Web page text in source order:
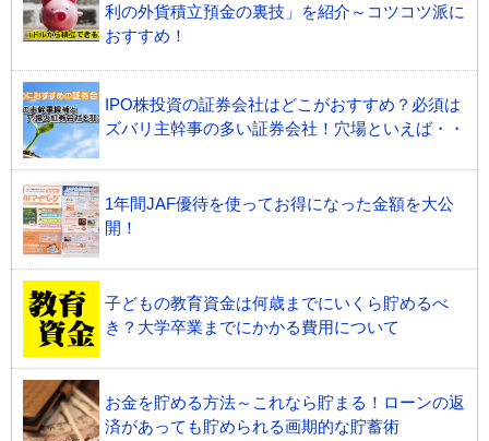
利の外貨積立預金の裏技」を紹介～コツコツ派に
おすすめ！
IPO株投資の証券会社はどこがおすすめ？必須は
ズバリ主幹事の多い証券会社！穴場といえば・・
1年間JAF優待を使ってお得になった金額を大公
開！
子どもの教育資金は何歳までにいくら貯めるべ
き？大学卒業までにかかる費用について
お金を貯める方法～これなら貯まる！ローンの返
済があっても貯められる画期的な貯蓄術